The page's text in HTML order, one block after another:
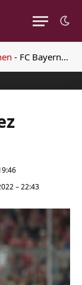
- FC Bayern: Hernandez ersetzt Davies
– 22:43